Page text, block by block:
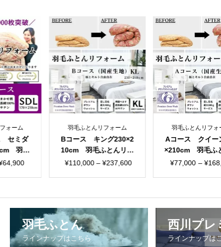
せ
柄
個
んリフォーム
キング230×2
毛ふとんリフ
国産生地
– ¥237,600
価
¥110,000
¥237,600
羽毛ふとんリフォーム
Aコース クイーン210
×210cm 羽毛ふとんリ
フォーム 国産生地
¥77,000 – ¥168,960
価
¥77,000
羽毛ふと
特価SPコ
ル
とんリフ
¥ 55,000
羽毛ふとん
ラインナップはこちら
西川プレ
ラインナップは